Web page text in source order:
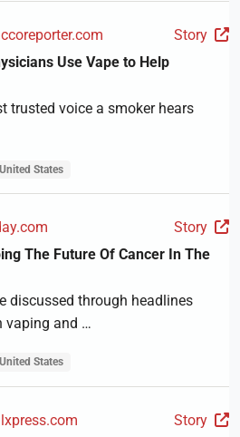
Story
Use Vape to Help
trusted voice a smoker hears
United States
Story
The Future Of Cancer In The
discussed through headlines
vaping and …
United States
Story